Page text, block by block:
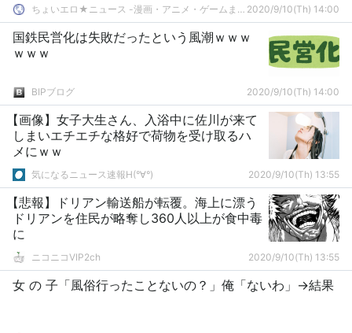
ちょいエロ★ニュース -漫画・アニメ・ゲームまとめ- 2020/9/10(Th) 14:00
国鉄民営化は失敗だったという風潮ｗｗｗ
ｗｗｗ
BIPブログ 2020/9/10(Th) 14:00
【画像】女子大生さん、入浴中に佐川が来て
しまいエチエチな格好で荷物を受け取るハ
メにｗｗ
気になるニュース速報H(°∀°) 2020/9/10(Th) 13:55
【悲報】ドリアン輸送船が転覆。海上に漂う
ドリアンを住民が略奪し360人以上が食中毒
に
ニコニコVIP2ch 2020/9/10(Th) 13:55
女 の 子「風俗行ったことないの？」俺「ないわ」→結果